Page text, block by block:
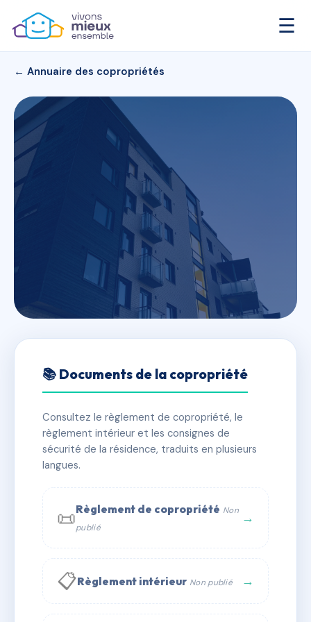
☰
← Annuaire des copropriétés
256 LES JARDINS DE GABI
✓ Immatriculée 🏠 18 lots 🏗 1 bâtiment(s)
📞 Contacter Syndic Digital
📚 Documents de la copropriété
Consultez le règlement de copropriété, le
règlement intérieur et les consignes de
sécurité de la résidence, traduits en plusieurs
langues.
📜Règlement de copropriété Non
publié
→
📋Règlement intérieur Non publié →